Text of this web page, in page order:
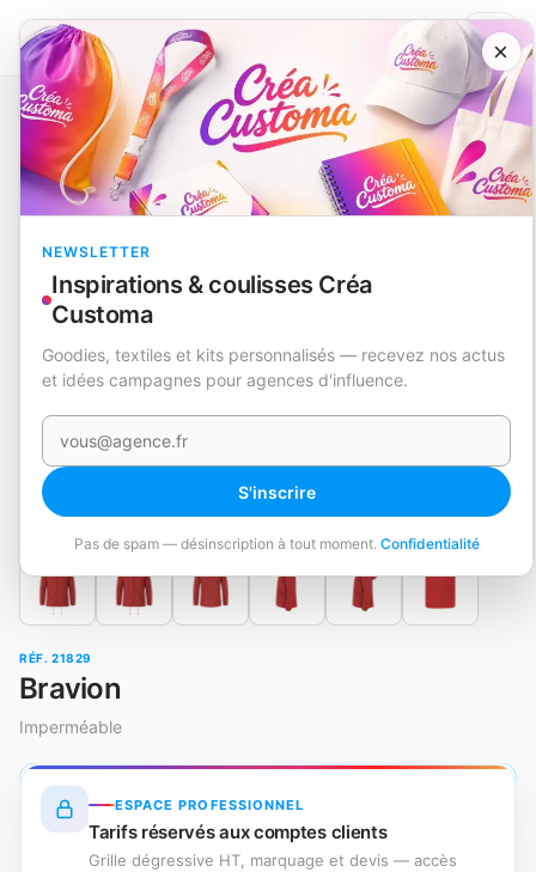
×
NEWSLETTER
Inspirations & coulisses Créa
Customa
Goodies, textiles et kits personnalisés — recevez nos actus
et idées campagnes pour agences d'influence.
Votre e-mail
S'inscrire
Pas de spam — désinscription à tout moment. Confidentialité
Catalogue Textile Imperméable Bravion
EN STOCK
RÉF. 21829
Bravion
Imperméable
ESPACE PROFESSIONNEL
Tarifs réservés aux comptes clients
Grille dégressive HT, marquage et devis — accès